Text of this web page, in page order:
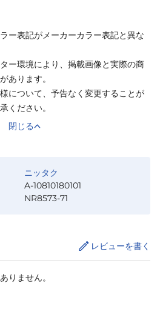
ー表記がメーカーカラー表記と異な
ー環境により、掲載画像と実際の商
あります。
について、予告なく変更することが
ください。
閉じる
ニッタク
A-10810180101
NR8573-71
レビューを書く
りません。